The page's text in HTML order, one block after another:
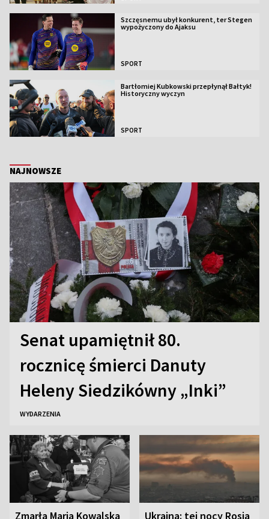
Szczęsnemu ubył konkurent, ter Stegen
wypożyczony do Ajaksu
SPORT
Bartłomiej Kubkowski przepłynął Bałtyk!
Historyczny wyczyn
SPORT
NAJNOWSZE
Senat upamiętnił 80.
rocznicę śmierci Danuty
Heleny Siedzikówny „Inki”
WYDARZENIA
Zmarła Maria Kowalska Ukraina: tej nocy Rosja